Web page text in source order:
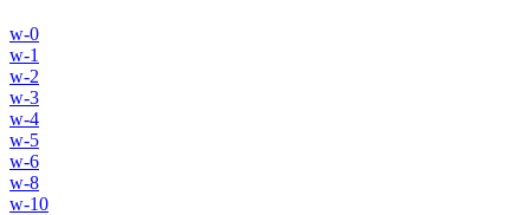
w-0
w-1
w-2
w-3
w-4
w-5
w-6
w-8
w-10